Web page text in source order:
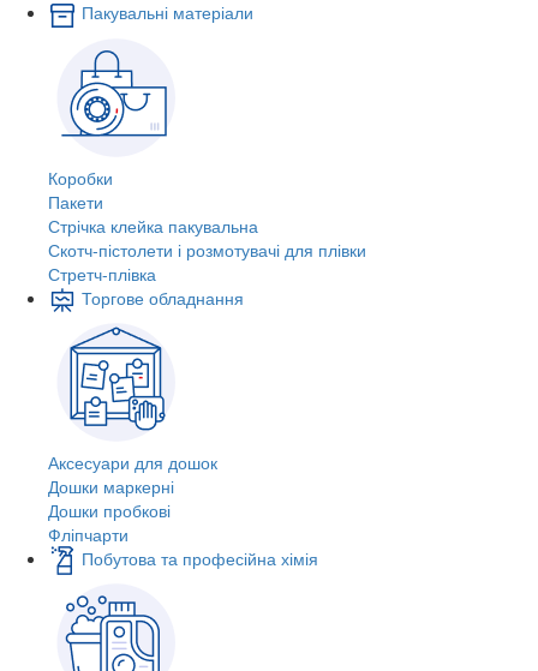
Пакувальні матеріали
Коробки
Пакети
Стрічка клейка пакувальна
Скотч-пістолети і розмотувачі для плівки
Стретч-плівка
Торгове обладнання
Аксесуари для дошок
Дошки маркерні
Дошки пробкові
Фліпчарти
Побутова та професійна хімія